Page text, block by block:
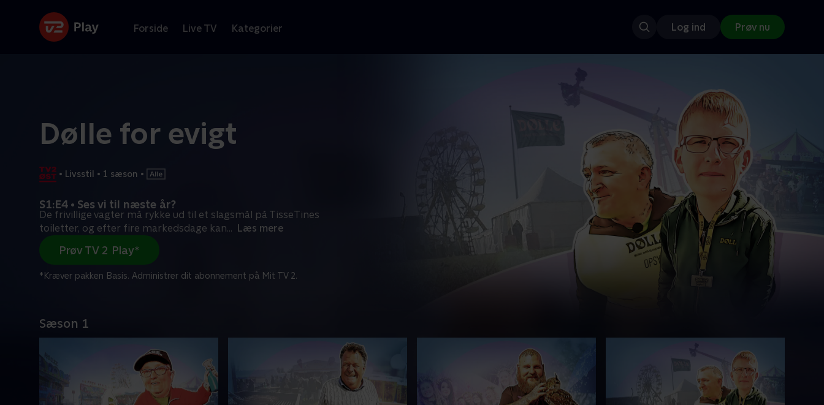
Forside Live TV Kategorier Log ind Prøv nu
Dølle for evigt
• Livsstil • 1 sæson •
S1:E4 • Ses vi til næste år?
De frivillige vagter må rykke ud til et slagsmål på TisseTines
toiletter, og efter fire markedsdage kan... Læs mere
Prøv TV 2 Play*
*Kræver pakken Basis. Administrer dit abonnement på Mit TV 2.
Sæson 1